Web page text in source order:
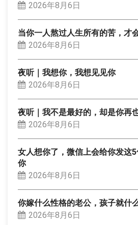
2026年8月6日
当你一人熬过人生所有的苦，才
2026年8月6日
夜听｜我想你，我想见见你
2026年8月6日
夜听｜我不是最好的，却是你再
2026年8月6日
女人想你了，微信上会给你发这
你
2026年8月6日
你嫁什么性格的老公，孩子就什
2026年8月6日